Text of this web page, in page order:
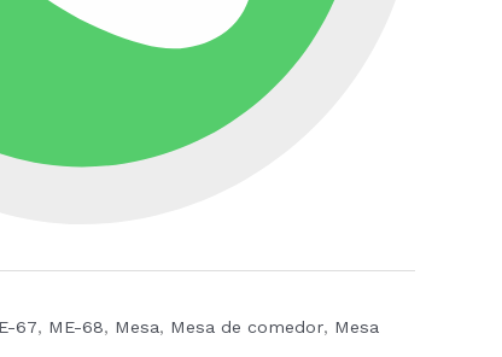
67, ME-68, Mesa, Mesa de comedor, Mesa